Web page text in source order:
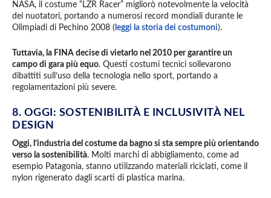
NASA, il costume “LZR Racer” migliorò notevolmente la velocità
dei nuotatori, portando a numerosi record mondiali durante le
Olimpiadi di Pechino 2008 ( leggi la storia dei costumoni).
Tuttavia, la FINA decise di vietarlo nel 2010 per garantire un
campo di gara più equo. Questi costumi tecnici sollevarono
dibattiti sull’uso della tecnologia nello sport, portando a
regolamentazioni più severe.
8. OGGI: SOSTENIBILITÀ E INCLUSIVITÀ NEL
DESIGN
Oggi, l’industria del costume da bagno si sta sempre più orientando
verso la sostenibilità. Molti marchi di abbigliamento, come ad
esempio Patagonia, stanno utilizzando materiali riciclati, come il
nylon rigenerato dagli scarti di plastica marina.